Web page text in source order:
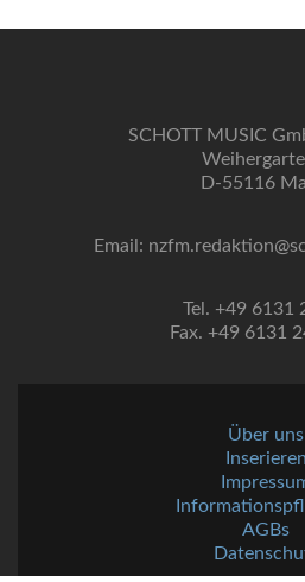
SCHOTT MUSIC
D-55116
Email:
Tel. +49 6131
Fax. +49 6131
Über uns
Inserieren
AGBs